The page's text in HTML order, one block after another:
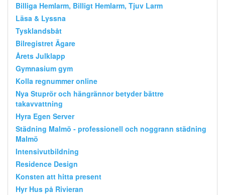
Billiga Hemlarm, Billigt Hemlarm, Tjuv Larm
Läsa & Lyssna
Tysklandsbåt
Bilregistret Ägare
Årets Julklapp
Gymnasium gym
Kolla regnummer online
Nya Stuprör och hängrännor betyder bättre
takavvattning
Hyra Egen Server
Städning Malmö - professionell och noggrann städning
Malmö
Intensivutbildning
Residence Design
Konsten att hitta present
Hyr Hus på Rivieran